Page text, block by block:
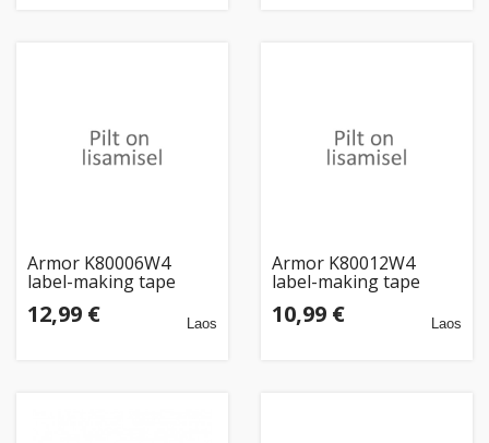
Armor K80006W4
label-making tape
Black on white
12,99 € Laos
Armor K80012W4
label-making tape
Black on white
10,99 € Laos